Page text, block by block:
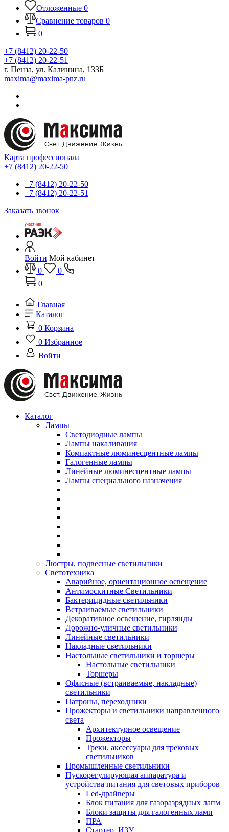
Отложенные 0
Сравнение товаров 0
0
+7 (8412) 20-22-50
+7 (8412) 20-22-51
г. Пенза, ул. Калинина, 133Б
maxima@maxima-pnz.ru
Карта профессионала
+7 (8412) 20-22-50
+7 (8412) 20-22-50
+7 (8412) 20-22-51
Заказать звонок
Войти Мой кабинет
0
0
0
Главная
Каталог
0 Корзина
0 Избранное
Войти
Каталог
Лампы
Светодиодные лампы
Лампы накаливания
Компактные люминесцентные лампы
Галогенные лампы
Линейные люминесцентные лампы
Лампы специального назначения
Люстры, подвесные светильники
Светотехника
Аварийное, ориентационное освещение
Антимоскитные Светильники
Бактерицидные светильники
Встраиваемые светильники
Декоративное освещение, гирлянды
Дорожно-уличные светильники
Линейные светильники
Накладные светильники
Настольные светильники и торшеры
Настольные светильники
Торшеры
Офисные (встраиваемые, накладные)
светильники
Патроны, переходники
Прожекторы и светильники направленного
света
Архитектурное освещение
Прожекторы
Треки, аксессуары для трековых
светильников
Промышленные светильники
Пускорегулирующая аппаратура и
устройства питания для световых приборов
Led-драйверы
Блок питания для газоразрядных лапм
Блоки защиты для галогенных ламп
ПРА
Стартер, ИЗУ